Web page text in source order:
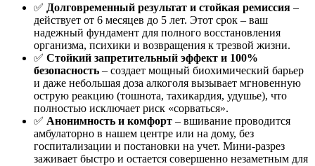
✅ Долговременный результат и стойкая ремиссия –
действует от 6 месяцев до 5 лет. Этот срок – ваш
надежный фундамент для полного восстановления
организма, психики и возвращения к трезвой жизни.
✅ Стойкий запретительный эффект и 100%
безопасность – создает мощный биохимический барьер
и даже небольшая доза алкоголя вызывает мгновенную
острую реакцию (тошнота, тахикардия, удушье), что
полностью исключает риск «сорваться».
✅ Анонимность и комфорт – вшивание проводится
амбулаторно в нашем центре или на дому, без
госпитализации и постановки на учет. Мини-разрез
заживает быстро и остается совершенно незаметным для